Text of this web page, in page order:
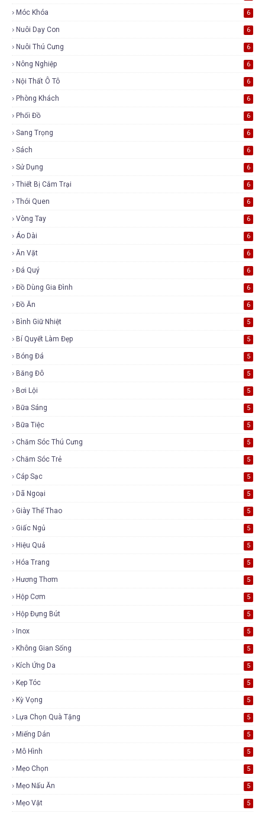
Móc Khóa 6
Nuôi Dạy Con 6
Nuôi Thú Cưng 6
Nông Nghiệp 6
Nội Thất Ô Tô 6
Phòng Khách 6
Phối Đồ 6
Sang Trọng 6
Sách 6
Sử Dụng 6
Thiết Bị Cắm Trại 6
Thói Quen 6
Vòng Tay 6
Áo Dài 6
Ăn Vặt 6
Đá Quý 6
Đồ Dùng Gia Đình 6
Đồ Ăn 6
Bình Giữ Nhiệt 5
Bí Quyết Làm Đẹp 5
Bóng Đá 5
Băng Đô 5
Bơi Lội 5
Bữa Sáng 5
Bữa Tiệc 5
Chăm Sóc Thú Cưng 5
Chăm Sóc Trẻ 5
Cáp Sạc 5
Dã Ngoại 5
Giày Thể Thao 5
Giấc Ngủ 5
Hiệu Quả 5
Hóa Trang 5
Hương Thơm 5
Hộp Cơm 5
Hộp Đựng Bút 5
Inox 5
Không Gian Sống 5
Kích Ứng Da 5
Kẹp Tóc 5
Kỳ Vọng 5
Lựa Chọn Quà Tặng 5
Miếng Dán 5
Mô Hình 5
Mẹo Chọn 5
Mẹo Nấu Ăn 5
Mẹo Vặt 5